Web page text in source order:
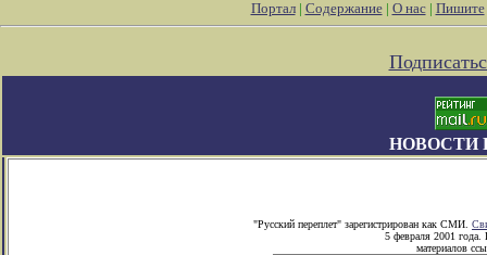
Портал| Содержание| О нас| Пишите
НОВОСТИ
"Русский переплет" зарегистрирован как СМИ.
5 февраля 2001 года.
материалов